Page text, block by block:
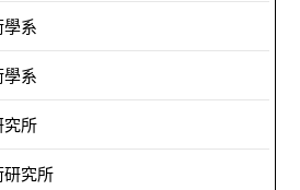
學系
學系
究所
研究所